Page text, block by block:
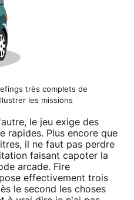
très complets de
les missions
le jeu exige des
rapides. Plus encore que
il ne faut pas perdre
faisant capoter la
arcade. Fire
effectivement trois
le second les choses